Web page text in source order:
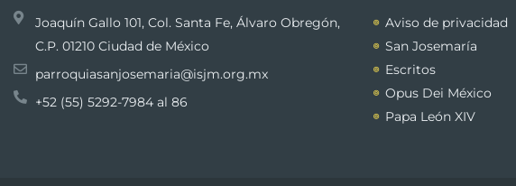
Joaquín Gallo 101, Col. Santa Fe, Álvaro Obregón,
C.P. 01210 Ciudad de México
parroquiasanjosemaria@isjm.org.mx
+52 (55) 5292-7984 al 86
Aviso de privacidad
San Josemaría
Escritos
Opus Dei México
Papa León XIV